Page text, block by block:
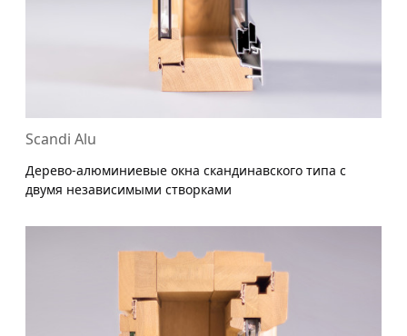
Scandi Alu
Дерево-алюминиевые окна скандинавского типа с
двумя независимыми створками